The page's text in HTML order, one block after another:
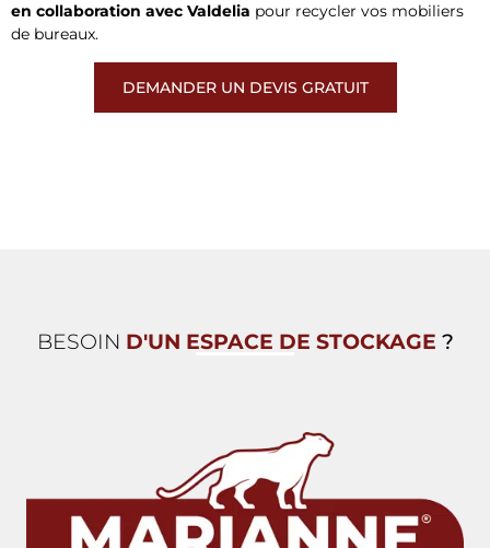
en collaboration avec Valdelia pour recycler vos mobiliers
de bureaux.
DEMANDER UN DEVIS GRATUIT
BESOIN D'UN ESPACE DE STOCKAGE ?